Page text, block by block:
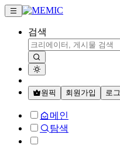
검색
원픽 회원가입 로
메인
탐색